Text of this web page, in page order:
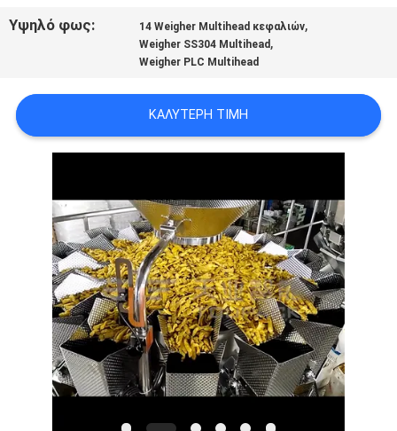
ΥΠΟΘΈΣΕΙΣ
ΠΡΟΣΦΟΡΆ
SITEMAP
ΠΟΛΙΤΙΚΉ
ΑΠΟΡΡΉΤΟΥ
Υψηλό φως: 14 Weigher Multihead κεφαλιών,
Weigher SS304 Multihead ,
Weigher PLC Multihead
ΚΑΛΎΤΕΡΗ ΤΙΜΉ